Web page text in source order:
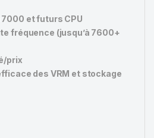
et futurs CPU
fréquence (jusqu’à 7600+
prix
des VRM et stockage